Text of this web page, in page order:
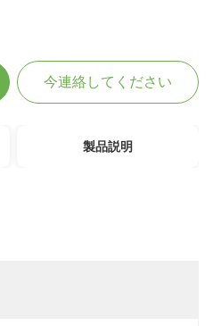
今連絡してください
製品説明